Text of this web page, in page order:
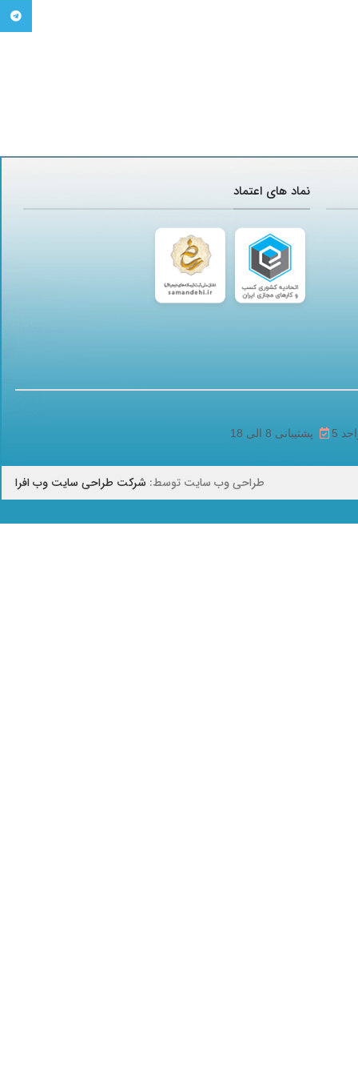
نماد های اعتماد
پشتیبانی 8 الی 18
طراحی وب سایت توسط: شرکت طراحی سایت وب افرا
تلگرام